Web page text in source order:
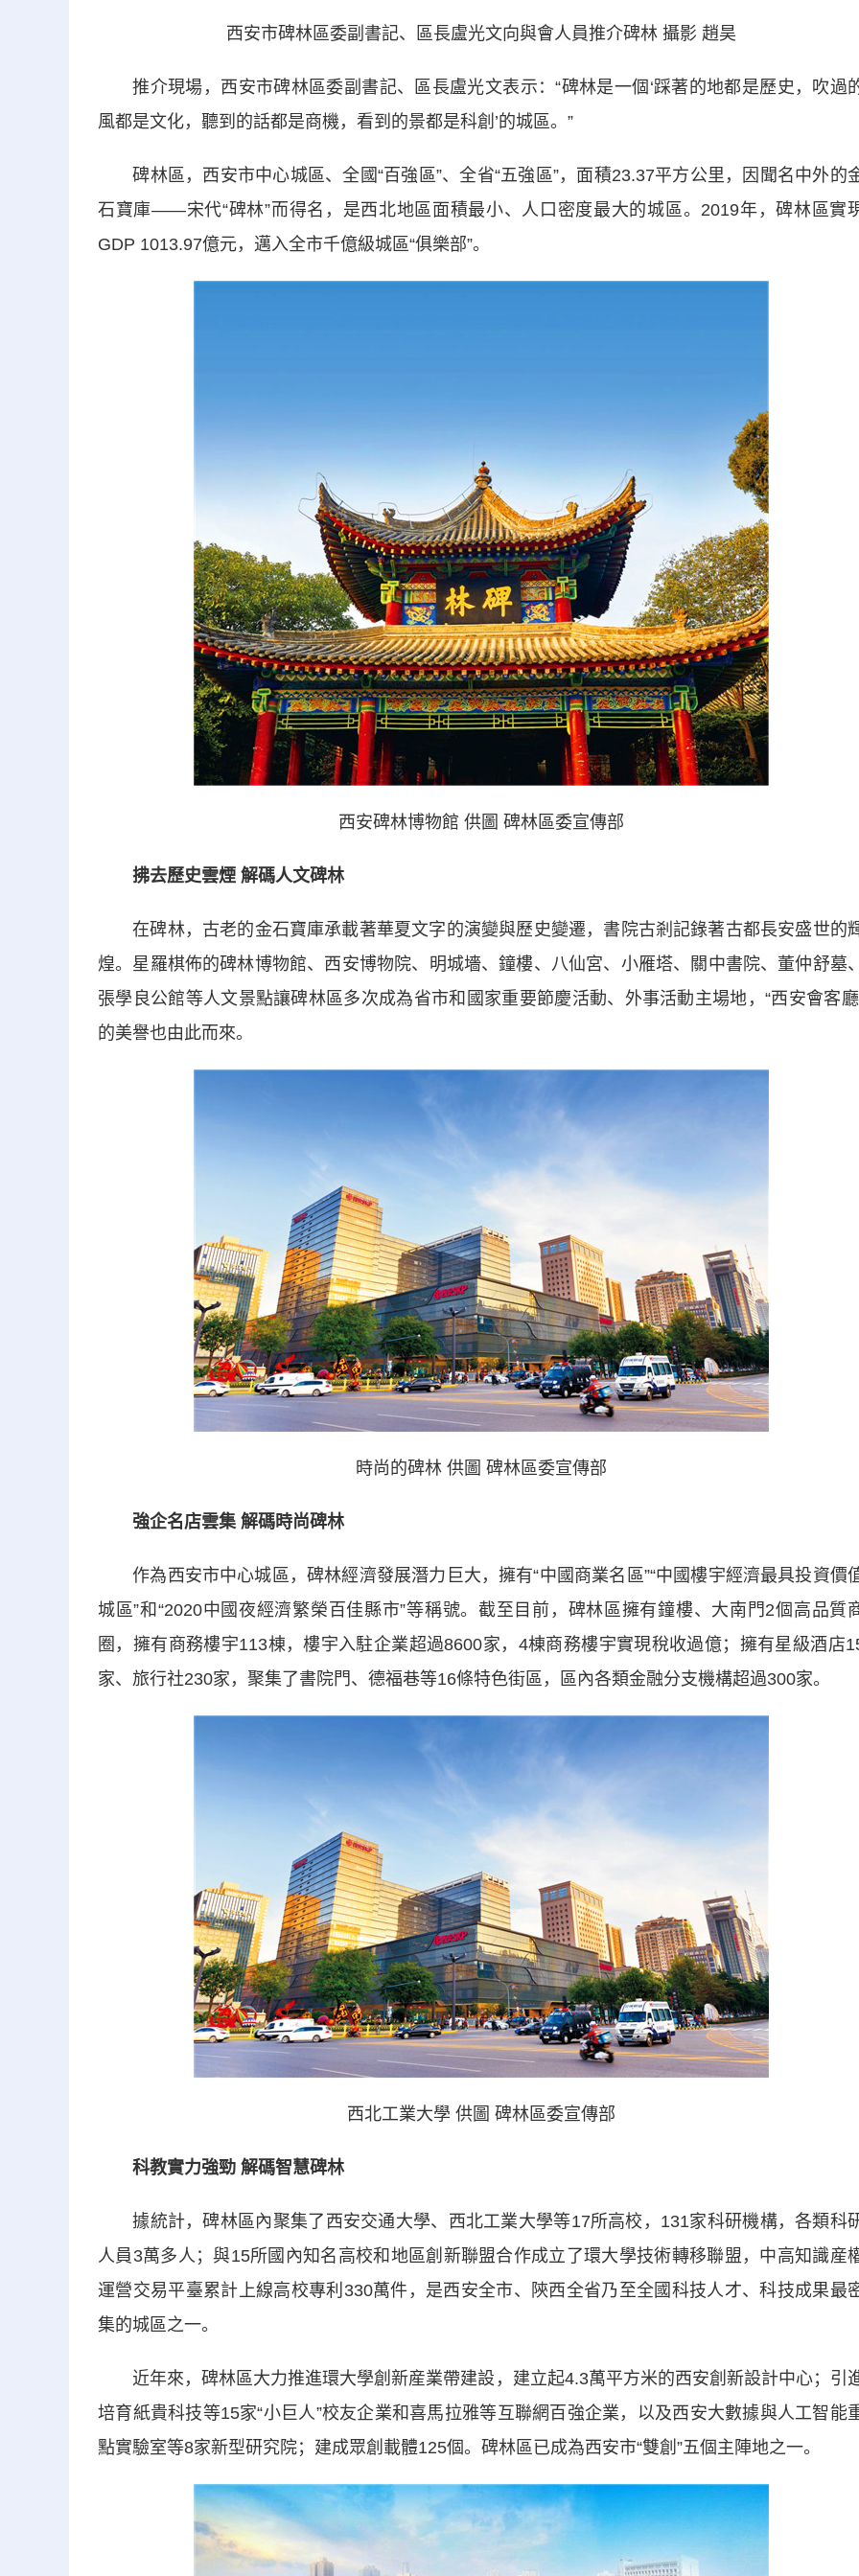
西安市碑林區委副書記、區長盧光文向與會人員推介碑林 攝影 趙昊
推介現場，西安市碑林區委副書記、區長盧光文表示：“碑林是一個‘踩著的地都是歷史，吹過
風都是文化，聽到的話都是商機，看到的景都是科創’的城區。”
碑林區，西安市中心城區、全國“百強區”、全省“五強區”，面積23.37平方公里，因聞名中外的
石寶庫——宋代“碑林”而得名，是西北地區面積最小、人口密度最大的城區。2019年，碑林區實
GDP 1013.97億元，邁入全市千億級城區“俱樂部”。
西安碑林博物館 供圖 碑林區委宣傳部
拂去歷史雲煙 解碼人文碑林
在碑林，古老的金石寶庫承載著華夏文字的演變與歷史變遷，書院古剎記錄著古都長安盛世的
煌。星羅棋佈的碑林博物館、西安博物院、明城墻、鐘樓、八仙宮、小雁塔、關中書院、董仲舒墓、
張學良公館等人文景點讓碑林區多次成為省市和國家重要節慶活動、外事活動主場地，“西安會客廳
的美譽也由此而來。
時尚的碑林 供圖 碑林區委宣傳部
強企名店雲集 解碼時尚碑林
作為西安市中心城區，碑林經濟發展潛力巨大，擁有“中國商業名區”“中國樓宇經濟最具投資價
城區”和“2020中國夜經濟繁榮百佳縣市”等稱號。截至目前，碑林區擁有鐘樓、大南門2個高品質
圈，擁有商務樓宇113棟，樓宇入駐企業超過8600家，4棟商務樓宇實現稅收過億；擁有星級酒店
家、旅行社230家，聚集了書院門、德福巷等16條特色街區，區內各類金融分支機構超過300家。
西北工業大學 供圖 碑林區委宣傳部
科教實力強勁 解碼智慧碑林
據統計，碑林區內聚集了西安交通大學、西北工業大學等17所高校，131家科研機構，各類科
人員3萬多人；與15所國內知名高校和地區創新聯盟合作成立了環大學技術轉移聯盟，中高知識産
運營交易平臺累計上線高校專利330萬件，是西安全市、陝西全省乃至全國科技人才、科技成果最
集的城區之一。
近年來，碑林區大力推進環大學創新産業帶建設，建立起4.3萬平方米的西安創新設計中心；引
培育紙貴科技等15家“小巨人”校友企業和喜馬拉雅等互聯網百強企業，以及西安大數據與人工智能
點實驗室等8家新型研究院；建成眾創載體125個。碑林區已成為西安市“雙創”五個主陣地之一。